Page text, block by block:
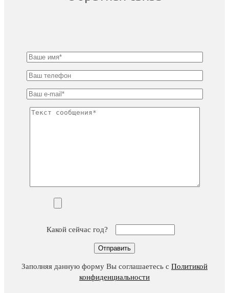
Какой сейчас год?
Заполняя данную форму Вы соглашаетесь с Политикой
конфиденциальности